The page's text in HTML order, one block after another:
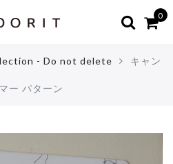
0
- Do not delete キャン
ー パターン